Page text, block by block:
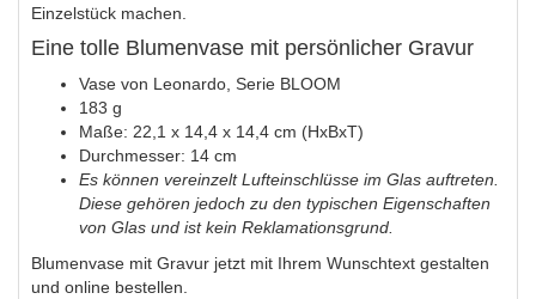
Einzelstück machen.
Eine tolle Blumenvase mit persönlicher Gravur
Vase von Leonardo, Serie BLOOM
183 g
Maße: 22,1 x 14,4 x 14,4 cm (HxBxT)
Durchmesser: 14 cm
Es können vereinzelt Lufteinschlüsse im Glas auftreten.
Diese gehören jedoch zu den typischen Eigenschaften
von Glas und ist kein Reklamationsgrund.
Blumenvase mit Gravur jetzt mit Ihrem Wunschtext gestalten
und online bestellen.